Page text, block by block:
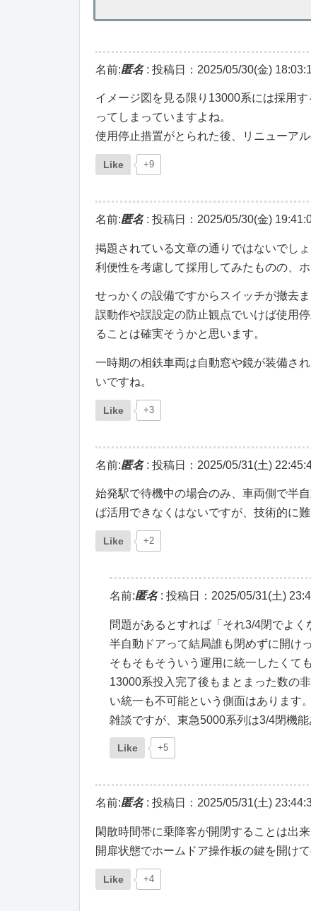
名前:匿名: 投稿日：2025/05/30(金)
イメージ図を見る限り13000系には採用
ってしまっていますよね。
使用停止措置がとられた後、リニューア
Like +9
名前:匿名: 投稿日：2025/05/30(金)
掲題されている文章の通りではないでしょ
利便性を考慮して採用してみたものの、
せっかくの設備ですからスイッチが撤去
誤動作や誤設定の防止観点でいけば使用
ることは確実そうかと思います。
一時期の相鉄車両は自動窓や鏡が装備さ
いですね。
Like +3
名前:匿名: 投稿日：2025/05/31(土)
始発駅で待機中の場合のみ、車両側で半
ば活用できなくはないですが、技術的に
Like +2
名前:匿名: 投稿日：2025/05/31(土)
問題があるとすれば「それ3/4閉でよく
半自動ドアって結局誰も閉めずに開け
そもそもそういう運用に統一したくて
13000系投入完了後もまとまった数の
い統一も不可能という側面はあります。
雑談ですが、東急5000系列は3/4閉機
Like +5
名前:匿名: 投稿日：2025/05/31(土)
閑散時間帯に乗降客が開閉することは出
開扉状態でホームドア操作板の鍵を開け
Like +4